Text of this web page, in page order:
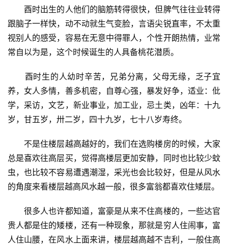
酉时出生的人他们的脑筋转得很快，但脾气往往业转得
跟脑子一样快，动不动就生气变脸，言语尖锐直率，不太重
视别人的感受，容易在无意中得罪人，个性开朗热情，业常
常自以为是，这个时候诞生的人具备桃花潜质。
酉时生的人幼时辛苦，兄弟分离，父母无缘，乏子宜
养，女人多情，善多机密，自尊心强，暴发好争，适业：仳
学，采访，文艺，新业事业，加工业，忌土类，凶年：十九
岁，甘五岁，卅二岁，四十九岁，七十八岁寿终。
不是住楼层越高越好的，我们在选购楼房的时候，大家
总是喜欢往高层买，觉得高楼层更加安静，同时也比较少蚊
虫，也比较不容易遭遇潮湿，采光也会比较好，但是从风水
的角度来看楼层越高风水越一般，很多富翁都喜欢住矮层。
很多人也许都知道，富豪是从来不住高楼的，一些达官
贵人都是住的矮楼，还有一种现象，那就是穷人住闹事，富
人住山腰，在风水上面来讲，楼层越高越不吉利，一般住高